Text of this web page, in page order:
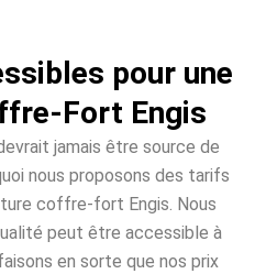
pour une
Fort Engis
jamais être source de
nous proposons des tarifs
coffre-fort Engis. Nous
peut être accessible à
en sorte que nos prix